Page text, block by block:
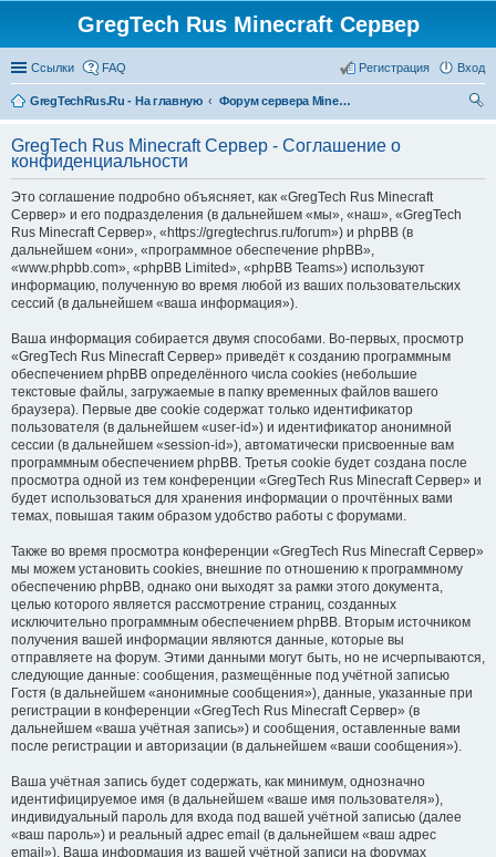
GregTech Rus Minecraft Сервер
Ссылки FAQ Вход
Регистрация
GregTechRus.Ru - На главную
Форум сервера Minecraft Gregtech 1.7.10
GregTech Rus Minecraft Сервер - Соглашение о
конфиденциальности
Это соглашение подробно объясняет, как «GregTech Rus Minecraft
Сервер» и его подразделения (в дальнейшем «мы», «наш», «GregTech
Rus Minecraft Сервер», «https://gregtechrus.ru/forum») и phpBB (в
дальнейшем «они», «программное обеспечение phpBB»,
«www.phpbb.com», «phpBB Limited», «phpBB Teams») используют
информацию, полученную во время любой из ваших пользовательских
сессий (в дальнейшем «ваша информация»).
Ваша информация собирается двумя способами. Во-первых, просмотр
«GregTech Rus Minecraft Сервер» приведёт к созданию программным
обеспечением phpBB определённого числа cookies (небольшие
текстовые файлы, загружаемые в папку временных файлов вашего
браузера). Первые две cookie содержат только идентификатор
пользователя (в дальнейшем «user-id») и идентификатор анонимной
сессии (в дальнейшем «session-id»), автоматически присвоенные вам
программным обеспечением phpBB. Третья cookie будет создана после
просмотра одной из тем конференции «GregTech Rus Minecraft Сервер» и
будет использоваться для хранения информации о прочтённых вами
темах, повышая таким образом удобство работы с форумами.
Также во время просмотра конференции «GregTech Rus Minecraft Сервер»
мы можем установить cookies, внешние по отношению к программному
обеспечению phpBB, однако они выходят за рамки этого документа,
целью которого является рассмотрение страниц, созданных
исключительно программным обеспечением phpBB. Вторым источником
получения вашей информации являются данные, которые вы
отправляете на форум. Этими данными могут быть, но не исчерпываются,
следующие данные: сообщения, размещённые под учётной записью
Гостя (в дальнейшем «анонимные сообщения»), данные, указанные при
регистрации в конференции «GregTech Rus Minecraft Сервер» (в
дальнейшем «ваша учётная запись») и сообщения, оставленные вами
после регистрации и авторизации (в дальнейшем «ваши сообщения»).
Ваша учётная запись будет содержать, как минимум, однозначно
идентифицируемое имя (в дальнейшем «ваше имя пользователя»),
индивидуальный пароль для входа под вашей учётной записью (далее
«ваш пароль») и реальный адрес email (в дальнейшем «ваш адрес
email»). Ваша информация из вашей учётной записи на форумах